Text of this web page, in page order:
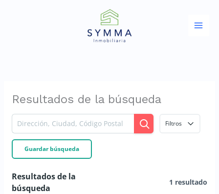
Resultados de la búsqueda
Filtros
Guardar búsqueda
Resultados de la
búsqueda
1 resultado